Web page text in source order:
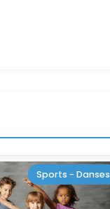
Sports - Danses